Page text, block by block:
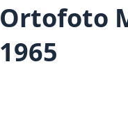
Ortofoto
1965